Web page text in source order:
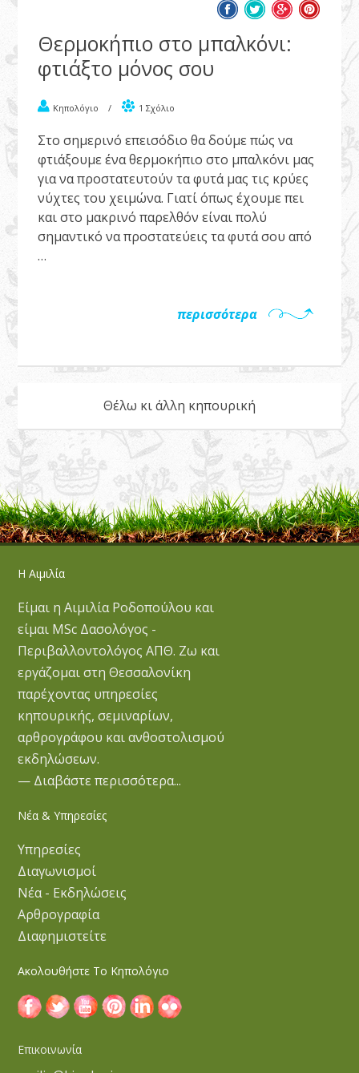
Θερμοκήπιο στο μπαλκόνι:
φτιάξτο μόνος σου
Κηπολόγιο / 1 Σχόλιο
Στο σημερινό επεισόδιο θα δούμε πώς να
φτιάξουμε ένα θερμοκήπιο στο μπαλκόνι μας
για να προστατευτούν τα φυτά μας τις κρύες
νύχτες του χειμώνα. Γιατί όπως έχουμε πει
και στο μακρινό παρελθόν είναι πολύ
σημαντικό να προστατεύεις τα φυτά σου από
…
περισσότερα
Θέλω κι άλλη κηπουρική
Η Αιμιλία
Είμαι η Αιμιλία Ροδοπούλου και
είμαι MSc Δασολόγος -
Περιβαλλοντολόγος ΑΠΘ. Ζω και
εργάζομαι στη Θεσσαλονίκη
παρέχοντας υπηρεσίες
κηπουρικής, σεμιναρίων,
αρθρογράφου και ανθοστολισμού
εκδηλώσεων.
— Διαβάστε περισσότερα...
Νέα & Υπηρεσίες
Υπηρεσίες
Διαγωνισμοί
Νέα - Εκδηλώσεις
Αρθρογραφία
Διαφημιστείτε
Ακολουθήστε Το Κηπολόγιο
Επικοινωνία